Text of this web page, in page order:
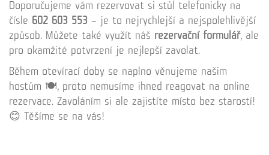
Doporučujeme vám rezervovat si stůl telefonicky na
čísle 602 603 553 – je to nejrychlejší a nejspolehlivější
způsob. Můžete také využít náš rezervační formulář, ale
pro okamžité potvrzení je nejlepší zavolat.
Během otevírací doby se naplno věnujeme našim
hostům 🍽️, proto nemusíme ihned reagovat na online
rezervace. Zavoláním si ale zajistíte místo bez starostí!
😊 Těšíme se na vás!